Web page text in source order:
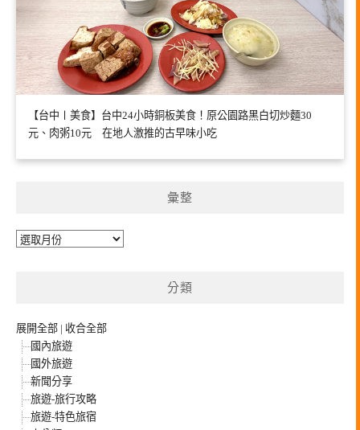
【台中〡美食】台中24小時銅板美食！原公園路黑白切炒麵30
元、肉粥10元 在地人激推的古早味小吃
彙整
彙
分類
展開全部 | 收合全部
國內旅遊
國外旅遊
新聞分享
旅遊-旅行攻略
旅遊-特色旅宿